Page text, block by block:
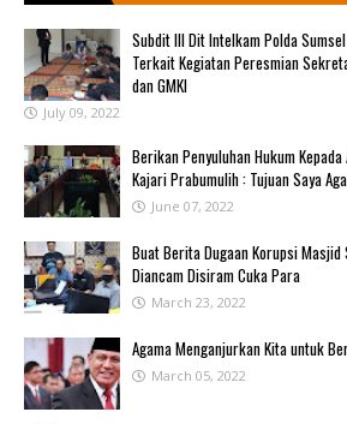
Subdit III Dit Intelkam Polda
Terkait Kegiatan Peresmian
dan GMKI
July 09, 2022
Berikan Penyuluhan Hukum
Kajari Prabumulih : Tujuan Saya
June 07, 2022
Buat Berita Dugaan Korupsi
Diancam Disiram Cuka Para
March 23, 2022
Agama Menganjurkan Kita untuk
March 05, 2022